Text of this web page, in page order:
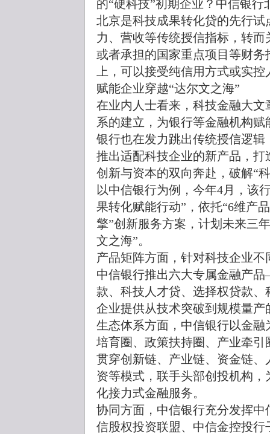
的“硬科技”初期企业？中信银
北京是科技成果转化贷的先行
力、营收等传统授信指标，转
或者承担的国家重点项目等财
上，可以接受纯信用方式或实
赋能企业穿越“达尔文之海”
在业内人士看来，科技金融大
系的建立，为银行等金融机构
银行也在发力跳出传统授信逻
推出适配科技企业的新产品，
创新与资本的双向奔赴，破解“
以中信银行为例，今年4月，
果转化赋能行动”，依托“6维产
擎”创新服务方案，计划未来三
文之海”。
产品矩阵方面，针对科技企业
中信银行推出六大专属金融产
款、科技人才贷、选择权贷款
企业提供从技术突破到规模量产
生态体系方面，中信银行以金
培育圈、政策扶持圈、产业牵
贯穿创新链、产业链、资金链
资等模式，联手头部创投机构
化接力式金融服务。
协同方面，中信银行充分发挥
信股权投资联盟、中信金控投